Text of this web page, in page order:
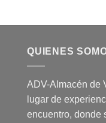
QUIENES
ADV-Almacén de
lugar de
encuentro, donde